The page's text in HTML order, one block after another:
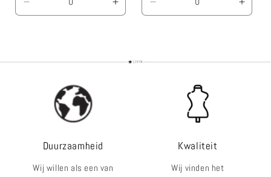
verlagen
Aantal
verhogen
Title
verlagen
Aantal
Duurzaamheid
Wij willen als een van
Kwaliteit
Wij vinden het